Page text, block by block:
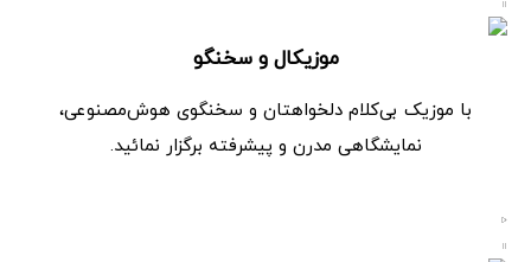
موزیکال و سخنگو
با موزیک بی‌کلام دلخواهتان و سخنگوی هوش‌مصنوعی،
نمایشگاهی مدرن و پیشرفته برگزار نمائید.